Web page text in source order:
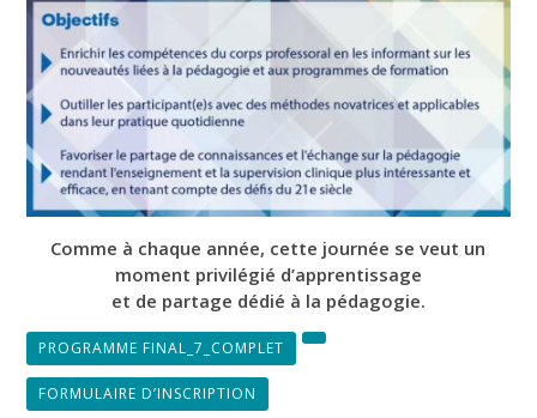
Comme à chaque année, cette journée se veut un
moment privilégié d’apprentissage
et de partage dédié à la pédagogie.
PROGRAMME FINAL_7_COMPLET
FORMULAIRE D’INSCRIPTION